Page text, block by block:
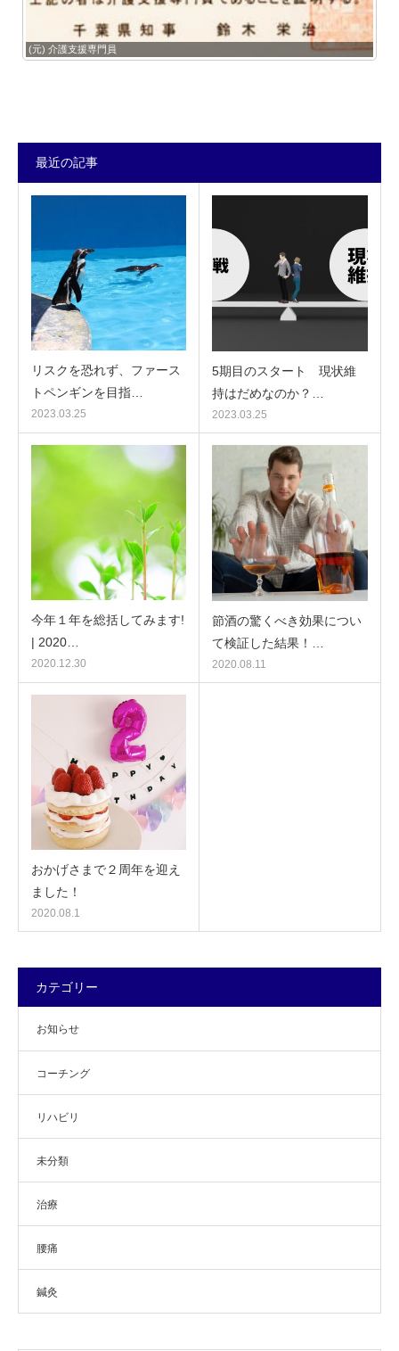
(元) 介護支援専門員
最近の記事
リスクを恐れず、ファース
トペンギンを目指…
2023.03.25
5期目のスタート 現状維
持はだめなのか？…
2023.03.25
今年１年を総括してみます!
| 2020…
2020.12.30
節酒の驚くべき効果につい
て検証した結果！…
2020.08.11
おかげさまで２周年を迎え
ました！
2020.08.1
カテゴリー
お知らせ
コーチング
リハビリ
未分類
治療
腰痛
鍼灸